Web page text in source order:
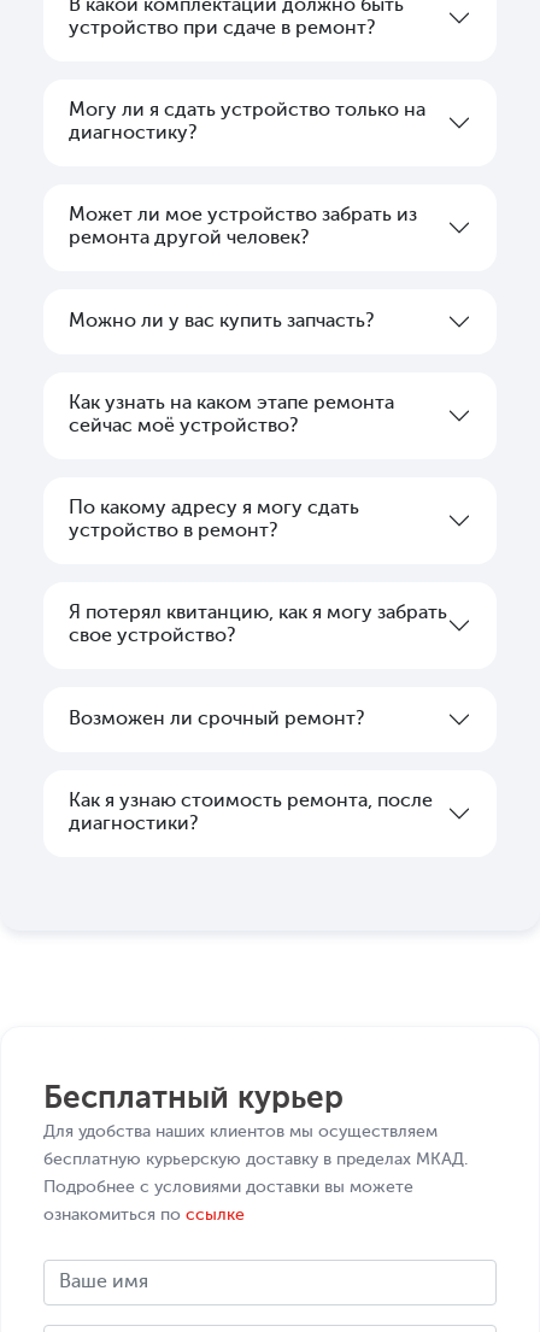
В какой комплектации должно быть
устройство при сдаче в ремонт?
Могу ли я сдать устройство только на
диагностику?
Может ли мое устройство забрать из
ремонта другой человек?
Можно ли у вас купить запчасть?
Как узнать на каком этапе ремонта
сейчас моё устройство?
По какому адресу я могу сдать
устройство в ремонт?
Я потерял квитанцию, как я могу забрать
свое устройство?
Возможен ли срочный ремонт?
Как я узнаю стоимость ремонта, после
диагностики?
Бесплатный курьер
Для удобства наших клиентов мы осуществляем
бесплатную курьерскую доставку в пределах МКАД.
Подробнее с условиями доставки вы можете
ознакомиться по ссылке